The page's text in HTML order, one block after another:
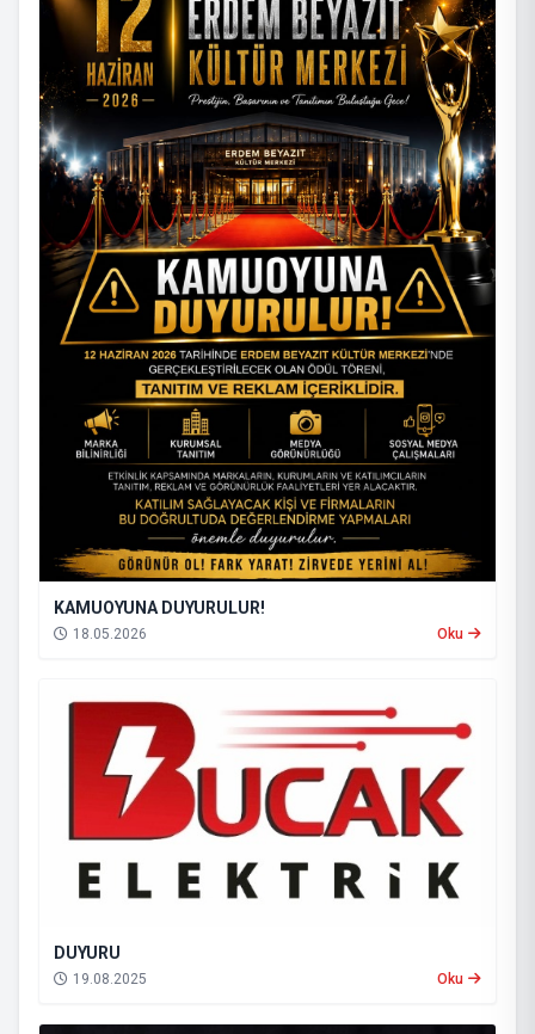
KAMUOYUNA DUYURULUR!
18.05.2026 Oku
DUYURU
19.08.2025 Oku